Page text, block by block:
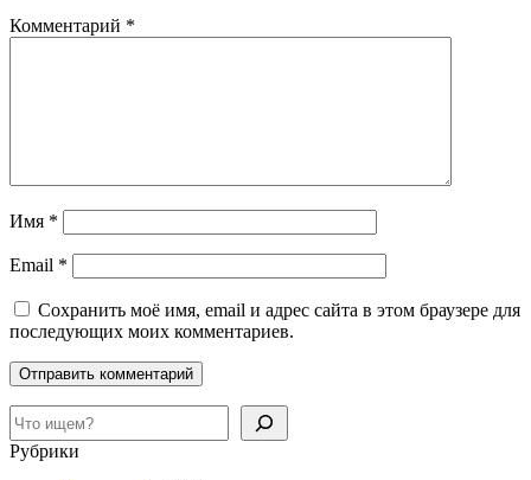
Комментарий *
Имя *
Email *
Сохранить моё имя, email и адрес сайта в этом браузере для
последующих моих комментариев.
Поиск
Рубрики